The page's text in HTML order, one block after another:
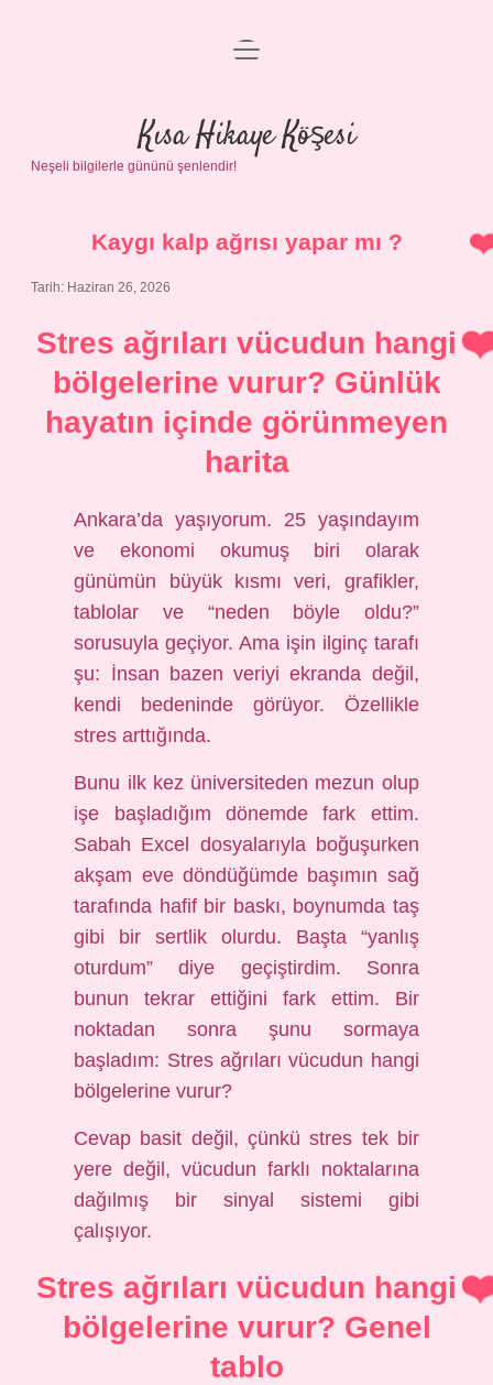
Anasayfa
Gizlilik Politikası
Yasal Uyarı
menüyü
Kısa Hikaye Köşesi
Neşeli bilgilerle gününü şenlendir!
Kaygı kalp ağrısı yapar mı ?
Tarih: Haziran 26, 2026
Stres ağrıları vücudun hangi
bölgelerine vurur? Günlük
hayatın içinde görünmeyen
harita
Ankara’da yaşıyorum. 25 yaşındayım
ve ekonomi okumuş biri olarak
günümün büyük kısmı veri, grafikler,
tablolar ve “neden böyle oldu?”
sorusuyla geçiyor. Ama işin ilginç tarafı
şu: İnsan bazen veriyi ekranda değil,
kendi bedeninde görüyor. Özellikle
stres arttığında.
Bunu ilk kez üniversiteden mezun olup
işe başladığım dönemde fark ettim.
Sabah Excel dosyalarıyla boğuşurken
akşam eve döndüğümde başımın sağ
tarafında hafif bir baskı, boynumda taş
gibi bir sertlik olurdu. Başta “yanlış
oturdum” diye geçiştirdim. Sonra
bunun tekrar ettiğini fark ettim. Bir
noktadan sonra şunu sormaya
başladım: Stres ağrıları vücudun hangi
bölgelerine vurur?
Cevap basit değil, çünkü stres tek bir
yere değil, vücudun farklı noktalarına
dağılmış bir sinyal sistemi gibi
çalışıyor.
Stres ağrıları vücudun hangi
bölgelerine vurur? Genel
tablo